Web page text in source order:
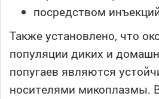
посредством
Также установлено, что
популяции диких и
попугаев являются
носителями микоплазмы.